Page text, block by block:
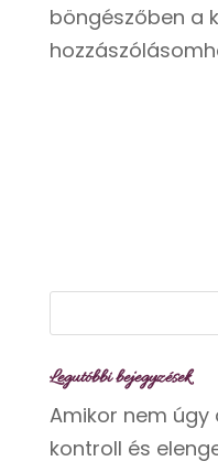
böngészőben a
Legutóbbi bejegyzések
Amikor nem
kontroll és